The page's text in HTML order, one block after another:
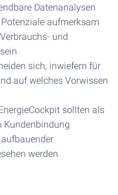
Datenanalysen
aufmerksam
und
sich, inwiefern für
auf welches Vorwissen
sollten als
Kundenbindung
werden